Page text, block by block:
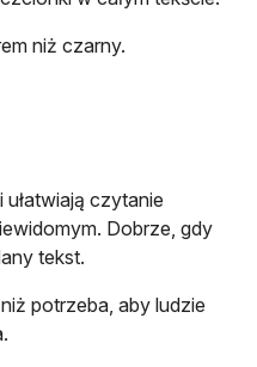
niż czarny.
ułatwiają czytanie
Dobrze, gdy
tekst.
potrzeba, aby ludzie